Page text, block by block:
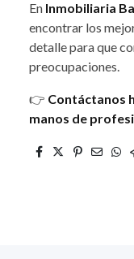
En Inmobiliaria
encontrar los
detalle para que
preocupaciones.
👉 Contáctanos
manos de